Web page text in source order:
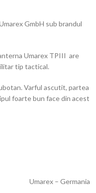
GmbH sub brandul
Umarex TPIII are
tip tactical.
Varful ascutit, partea
foarte bun face din acest
Umarex – Germania